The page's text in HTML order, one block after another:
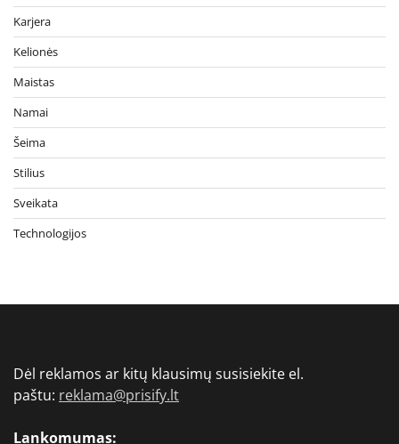
Karjera
Kelionės
Maistas
Namai
Šeima
Stilius
Sveikata
Technologijos
Dėl reklamos ar kitų klausimų susisiekite el.
paštu: reklama@prisify.lt
Lankomumas: